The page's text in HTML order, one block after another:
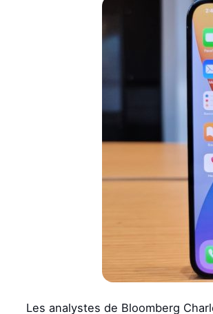
Les analystes de Bloomberg